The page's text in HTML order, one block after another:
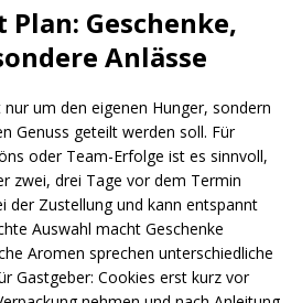
Geschenke,
Anlässe
um den eigenen Hunger, sondern
Genuss geteilt werden soll. Für
oder Team-Erfolge ist es sinnvoll,
zwei, drei Tage vor dem Termin
der Zustellung und kann entspannt
Auswahl macht Geschenke
Aromen sprechen unterschiedliche
Gastgeber: Cookies erst kurz vor